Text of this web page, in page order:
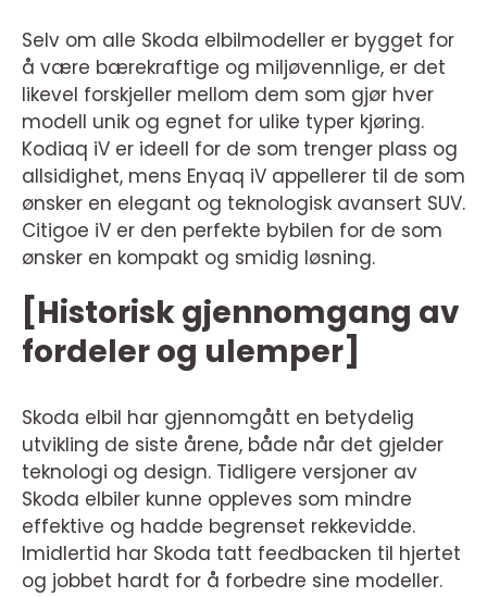
Selv om alle Skoda elbilmodeller er bygget for
å være bærekraftige og miljøvennlige, er det
likevel forskjeller mellom dem som gjør hver
modell unik og egnet for ulike typer kjøring.
Kodiaq iV er ideell for de som trenger plass og
allsidighet, mens Enyaq iV appellerer til de som
ønsker en elegant og teknologisk avansert SUV.
Citigoe iV er den perfekte bybilen for de som
ønsker en kompakt og smidig løsning.
[Historisk gjennomgang av
fordeler og ulemper]
Skoda elbil har gjennomgått en betydelig
utvikling de siste årene, både når det gjelder
teknologi og design. Tidligere versjoner av
Skoda elbiler kunne oppleves som mindre
effektive og hadde begrenset rekkevidde.
Imidlertid har Skoda tatt feedbacken til hjertet
og jobbet hardt for å forbedre sine modeller.